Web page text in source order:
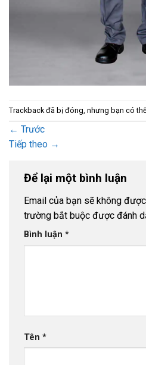
Trackback đã bị đóng, nhưng bạn có
← Trước
Tiếp theo →
Để lại một bình luận
Email của bạn sẽ không
trường bắt buộc được đánh
Bình luận *
Tên *